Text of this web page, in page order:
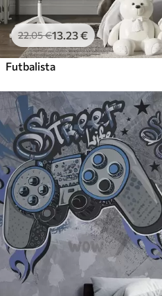
22.05€13.23€
Futbalista